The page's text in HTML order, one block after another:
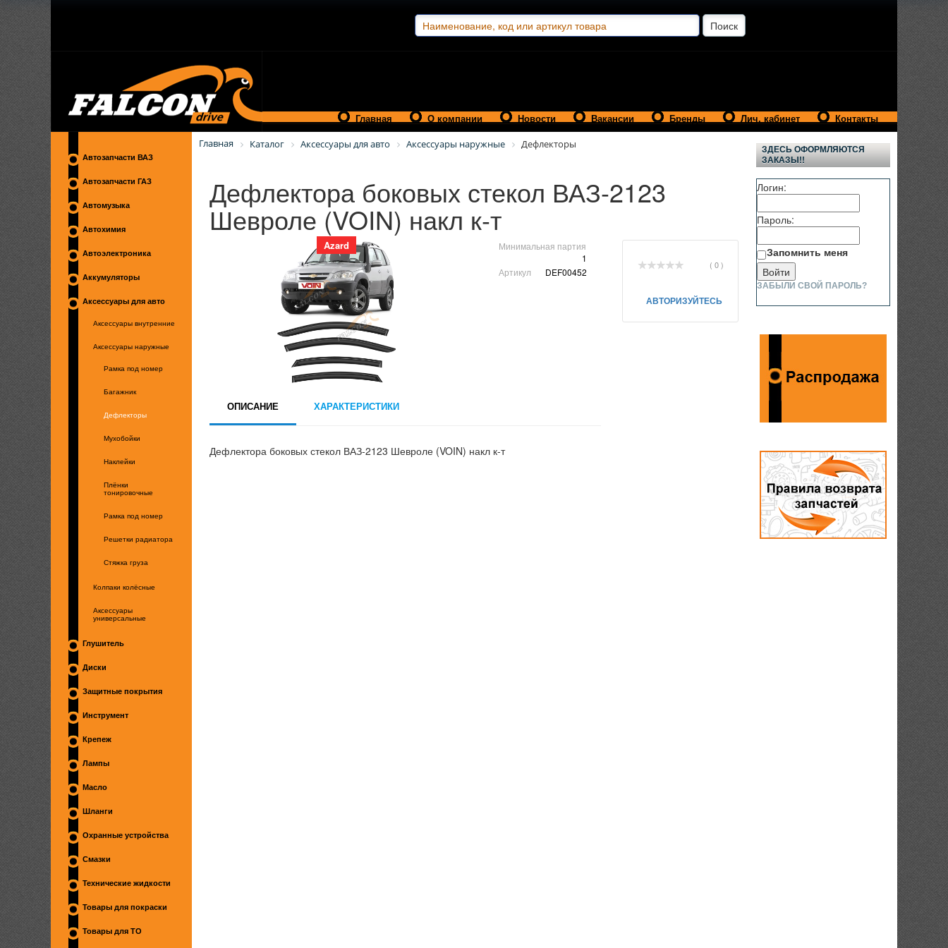
Главная О компании Новости Вакансии Бренды Лич. кабинет Контакты
Автозапчасти ВАЗ
Автозапчасти ГАЗ
Автомузыка
Автохимия
Автоэлектроника
Аккумуляторы
Аксессуары для авто
Аксессуары внутренние
Аксессуары наружные
Рамка под номер
Багажник
Дефлекторы
Мухобойки
Наклейки
Плёнки
тонировочные
Рамка под номер
Решетки радиатора
Стяжка груза
Колпаки колёсные
Аксессуары
универсальные
Глушитель
Диски
Защитные покрытия
Инструмент
Крепеж
Лампы
Масло
Шланги
Охранные устройства
Смазки
Технические жидкости
Товары для покраски
Товары для ТО
Главная Каталог Аксессуары для авто Аксессуары наружные Дефлекторы
Дефлектора боковых стекол ВАЗ-2123
Шевроле (VOIN) накл к-т
Azard
Минимальная партия
1
Артикул
DEF00452
( 0 )
АВТОРИЗУЙТЕСЬ
ОПИСАНИЕ ХАРАКТЕРИСТИКИ
Дефлектора боковых стекол ВАЗ-2123 Шевроле (VOIN) накл к-т
ЗДЕСЬ ОФОРМЛЯЮТСЯ
ЗАКАЗЫ!!
Логин:
Пароль:
Запомнить меня
ЗАБЫЛИ СВОЙ ПАРОЛЬ?